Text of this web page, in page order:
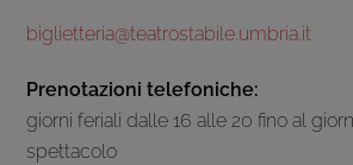
biglietteria@teatrostabile.umbria.it
Prenotazioni telefoniche:
giorni feriali dalle 16 alle 20 fino al
spettacolo